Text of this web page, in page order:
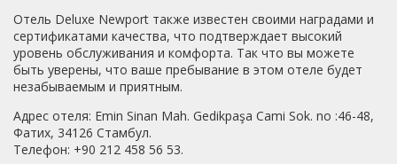
Отель Deluxe Newport также известен своими наградами и
сертификатами качества, что подтверждает высокий
уровень обслуживания и комфорта. Так что вы можете
быть уверены, что ваше пребывание в этом отеле будет
незабываемым и приятным.
Адрес отеля: Emin Sinan Mah. Gedikpaşa Cami Sok. no :46-48,
Фатих, 34126 Стамбул.
Телефон: +90 212 458 56 53.